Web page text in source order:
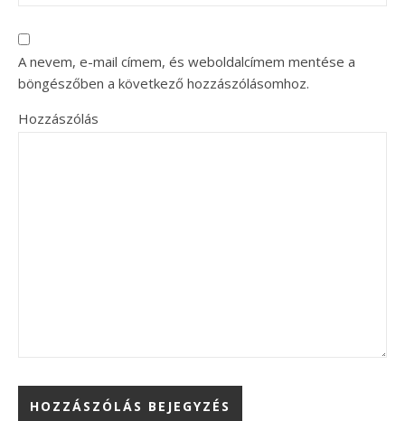
A nevem, e-mail címem, és weboldalcímem mentése a
böngészőben a következő hozzászólásomhoz.
Hozzászólás